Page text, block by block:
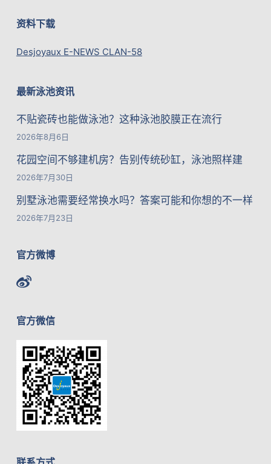
资料下载
Desjoyaux E-NEWS CLAN-58
最新泳池资讯
不贴瓷砖也能做泳池？这种泳池胶膜正在流行
2026年8月6日
花园空间不够建机房？告别传统砂缸，泳池照样建
2026年7月30日
别墅泳池需要经常换水吗？答案可能和你想的不一样
2026年7月23日
官方微博
官方微信